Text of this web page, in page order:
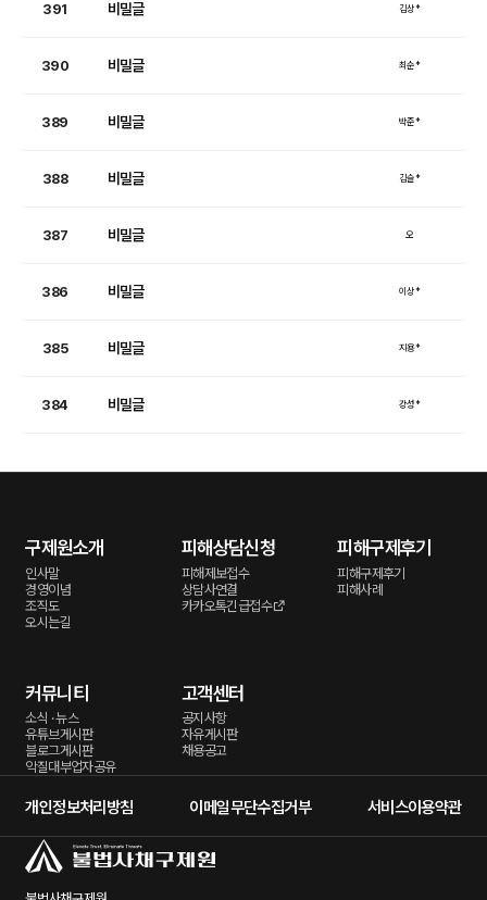
391 비밀글 김상*
390 비밀글 최순*
389 비밀글 박준*
388 비밀글 김슬*
387 비밀글 오
386 비밀글 이상*
385 비밀글 지용*
384 비밀글 강성*
구제원소개
인사말
경영이념
조직도
오시는길
피해상담신청
피해제보접수
상담사연결
카카오톡긴급접수
피해구제후기
피해구제후기
피해사례
커뮤니티
소식 · 뉴스
유튜브게시판
블로그게시판
악질대부업자공유
고객센터
공지사항
자유게시판
채용공고
개인정보처리방침 이메일무단수집거부 서비스이용약관